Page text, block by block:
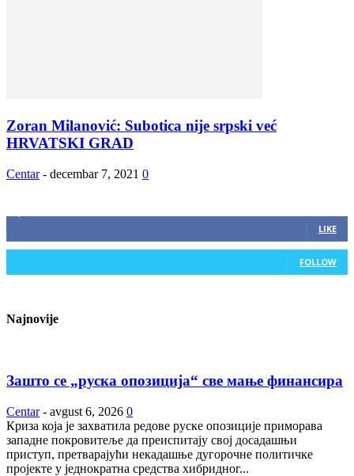
Zoran Milanović: Subotica nije srpski već
HRVATSKI GRAD
Centar - decembar 7, 2021 0
LIKE
FOLLOW
Najnovije
Зашто се „руска опозиција“ све мање финансира
Centar - avgust 6, 2026 0
Криза која је захватила редове руске опозиције приморава
западне покровитеље да преиспитају свој досадашњи
приступ, претварајући некадашње дугорочне политичке
пројекте у једнократна средства хибридног...